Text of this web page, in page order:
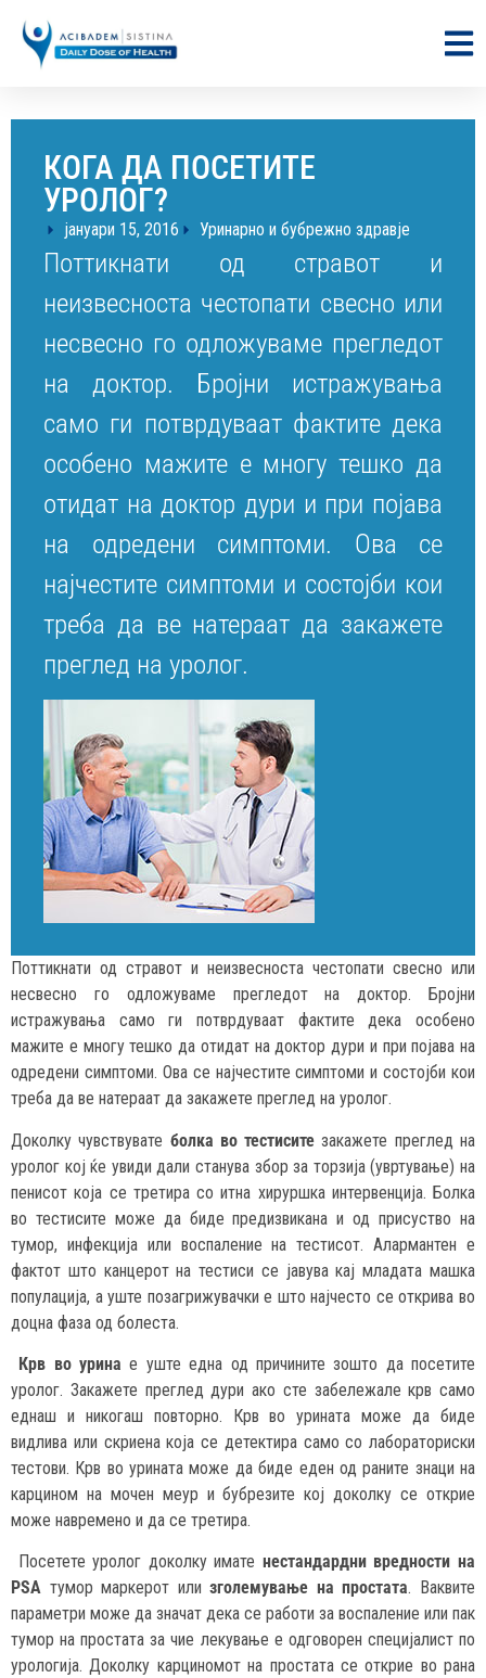
КОГА ДА ПОСЕТИТЕ
УРОЛОГ?
јануари 15, 2016 Уринарно и бубрежно здравје
Поттикнати од стравот и
неизвесноста честопати свесно или
несвесно го одложуваме прегледот
на доктор. Бројни истражувања
само ги потврдуваат фактите дека
особено мажите е многу тешко да
отидат на доктор дури и при појава
на одредени симптоми. Ова се
најчестите симптоми и состојби кои
треба да ве натераат да закажете
преглед на уролог.
Поттикнати од стравот и неизвесноста честопати свесно или
несвесно го одложуваме прегледот на доктор. Бројни
истражувања само ги потврдуваат фактите дека особено
мажите е многу тешко да отидат на доктор дури и при појава на
одредени симптоми. Ова се најчестите симптоми и состојби кои
треба да ве натераат да закажете преглед на уролог.
Доколку чувствувате болка во тестисите закажете преглед на
уролог кој ќе увиди дали станува збор за торзија (увртување) на
пенисот која се третира со итна хируршка интервенција. Болка
во тестисите може да биде предизвикана и од присуство на
тумор, инфекција или воспаление на тестисот. Алармантен е
фактот што канцерот на тестиси се јавува кај младата машка
популација, а уште позагрижувачки е што најчесто се открива во
доцна фаза од болеста.
Крв во урина е уште една од причините зошто да посетите
уролог. Закажете преглед дури ако сте забележале крв само
еднаш и никогаш повторно. Крв во урината може да биде
видлива или скриена која се детектира само со лабораториски
тестови. Крв во урината може да биде еден од раните знаци на
карцином на мочен меур и бубрезите кој доколку се открие
може навремено и да се третира.
Посетете уролог доколку имате нестандардни вредности на
PSA тумор маркерот илизголемување на простата. Ваквите
параметри може да значат дека се работи за воспаление или пак
тумор на простата за чие лекување е одговорен специјалист по
урологија. Доколку карциномот на простата се открие во рана